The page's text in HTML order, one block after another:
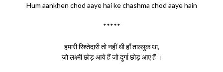
Hum aankhen chod aaye hai ke chashma chod aaye hain
*****
हमारी रिश्तेदारी तो नहीं थी हाँ ताल्लुक था,
जो लक्ष्मी छोड़ आये हैं जो दुर्गा छोड़ आए हैं ।